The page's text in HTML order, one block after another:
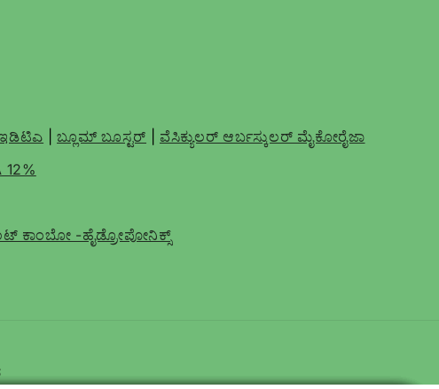
|ಬ್ಲೂಮ್ ಬೂಸ್ಟರ್
ವೆಸಿಕ್ಯುಲರ್ ಆರ್ಬಸ್ಕುಲರ್ ಮೈಕೋರೈಜಾ
12%
ಕಾಂಬೋ -ಹೈಡ್ರೋಪೋನಿಕ್ಸ್